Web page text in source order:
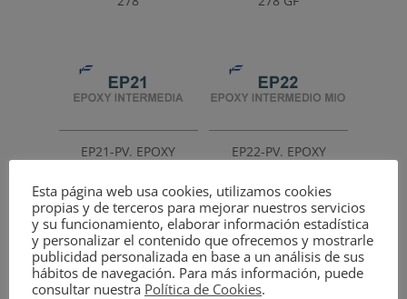
EP21-PV. EPOXY
INTERMEDIA
EP22-PV. EPOXY
INTERMEDIO MIO
Esta página web usa cookies, utilizamos cookies
propias y de terceros para mejorar nuestros servicios
y su funcionamiento, elaborar información estadística
y personalizar el contenido que ofrecemos y mostrarle
publicidad personalizada en base a un análisis de sus
hábitos de navegación. Para más información, puede
consultar nuestra Política de Cookies.